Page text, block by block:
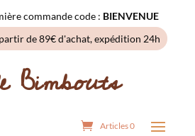
commande code : BIENVENUE
de 89€ d'achat, expédition 24h
Bimbouts
Articles 0